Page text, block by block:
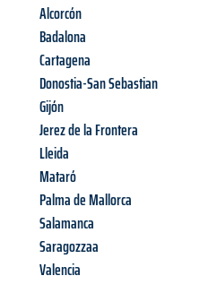
Alcorcón
Badalona
Cartagena
Donostia-San Sebastian
Gijón
Jerez de la Frontera
Lleida
Mataró
Palma de Mallorca
Salamanca
Saragozzaa
Valencia